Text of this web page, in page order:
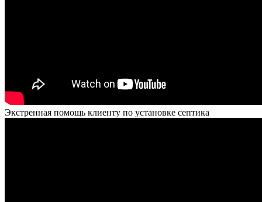
Экстренная помощь клиенту по установке септика